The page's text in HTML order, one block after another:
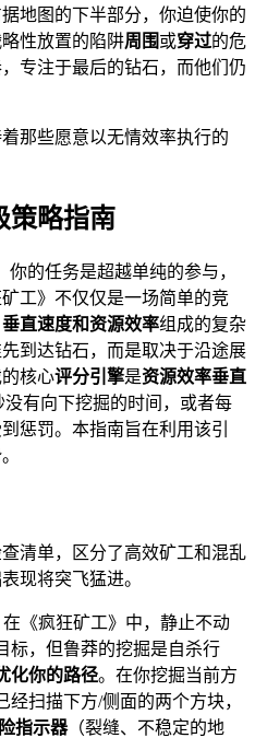
地图的下半部分，你迫使你的
性放置的陷阱周围或穿过的危
专注于最后的钻石，而他们仍
那些愿意以无情效率执行的
策略指南
你的任务是超越单纯的参与，
工》不仅仅是一场简单的竞
直速度和资源效率组成的复杂
到达钻石，而是取决于沿途展
核心评分引擎是资源效率垂直
没有向下挖掘的时间，或者每
惩罚。本指南旨在利用该引
清单，区分了高效矿工和混乱
现将突飞猛进。
在《疯狂矿工》中，静止不动
标，但鲁莽的挖掘是自杀行
化你的路径。在你挖掘当前方
扫描下方/侧面的两个方块，
指示器（裂缝、不稳定的地